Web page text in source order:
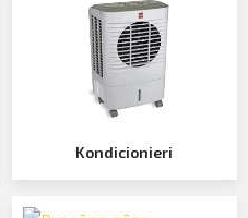
Kondicionieri